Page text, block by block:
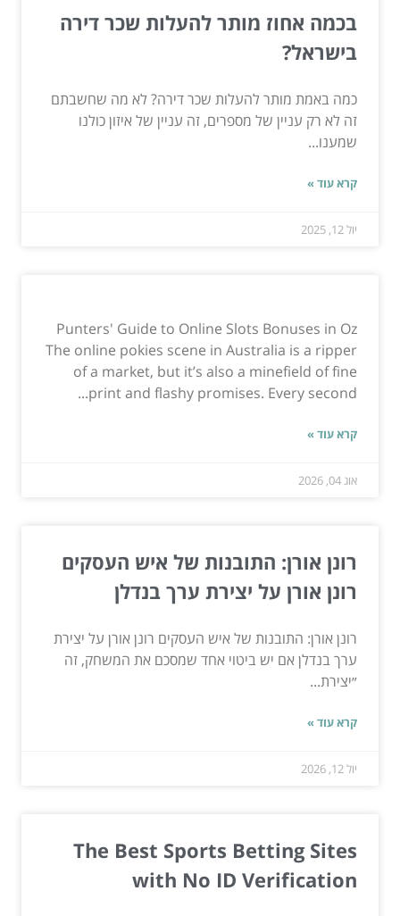
בכמה אחוז מותר להעלות שכר דירה
בישראל?
כמה באמת מותר להעלות שכר דירה? לא מה שחשבתם
זה לא רק עניין של מספרים, זה עניין של איזון כולנו
שמענו...
קרא עוד »
יול 12, 2025
Punters' Guide to Online Slots Bonuses in Oz
The online pokies scene in Australia is a ripper
of a market, but it’s also a minefield of fine
print and flashy promises. Every second...
קרא עוד »
אוג 04, 2026
רונן אורן: התובנות של איש העסקים
רונן אורן על יצירת ערך בנדלן
רונן אורן: התובנות של איש העסקים רונן אורן על יצירת
ערך בנדלן אם יש ביטוי אחד שמסכם את המשחק, זה
״יצירת...
קרא עוד »
יול 12, 2026
The Best Sports Betting Sites
with No ID Verification